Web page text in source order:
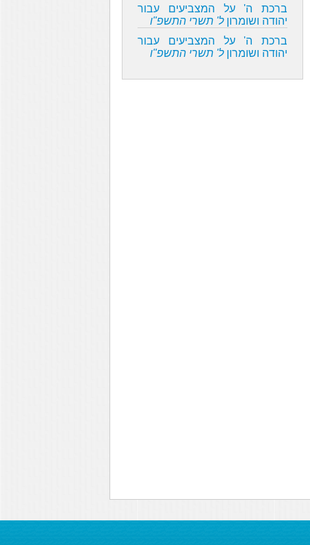
ברכת ה' על המצביעים עבור
יהודה ושומרון ל' תשרי התשפ"ו
ברכת ה' על המצביעים עבור
יהודה ושומרון ל' תשרי התשפ"ו